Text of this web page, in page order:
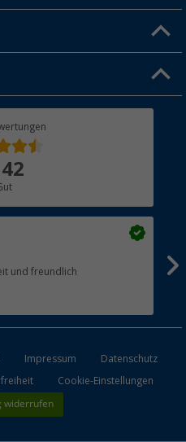
und freundlich
Impressum
Datenschutz
Cookie-Einstellungen
widerrufen